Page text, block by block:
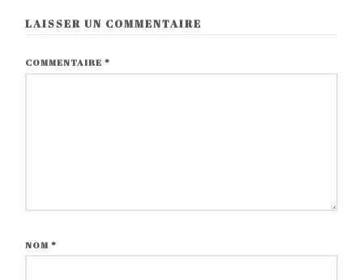
LAISSER UN COMMENTAIRE
COMMENTAIRE*
NOM*